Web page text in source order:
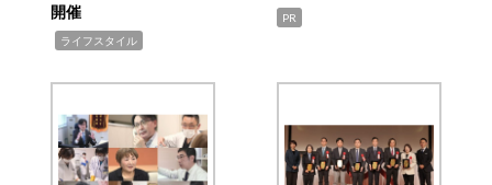
開催
ライフスタイル
PR